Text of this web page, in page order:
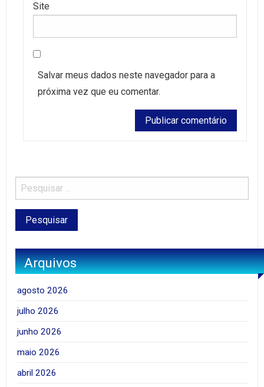
Site
Salvar meus dados neste navegador para a
próxima vez que eu comentar.
Arquivos
agosto 2026
julho 2026
junho 2026
maio 2026
abril 2026